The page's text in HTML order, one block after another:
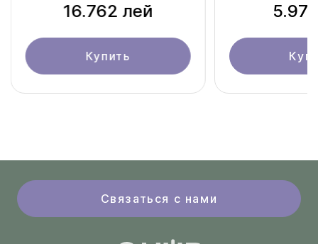
16.762 лей
Купить
Связаться с нами